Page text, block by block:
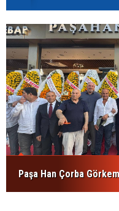
Paşa Han Çorba